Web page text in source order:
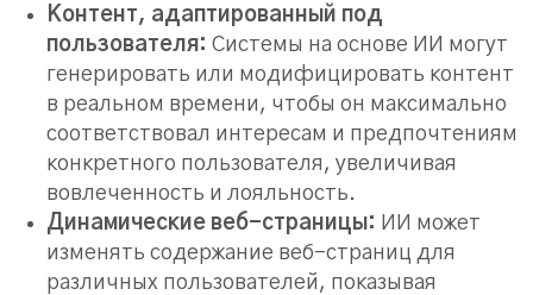
Контент, адаптированный под
пользователя: Системы на основе ИИ могут
генерировать или модифицировать контент
в реальном времени, чтобы он максимально
соответствовал интересам и предпочтениям
конкретного пользователя, увеличивая
вовлеченность и лояльность.
Динамические веб-страницы: ИИ может
изменять содержание веб-страниц для
различных пользователей, показывая